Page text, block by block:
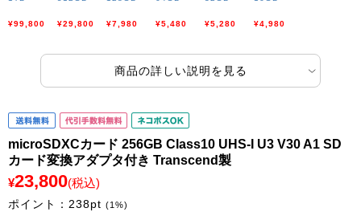
¥99,800 ¥29,800 ¥7,980 ¥5,480 ¥5,280 ¥4,980
商品の詳しい説明を見る
microSDXCカード 256GB Class10 UHS-I U3 V30 A1 SD
カード変換アダプタ付き Transcend製
¥23,800(税込)
ポイント： 238pt (1%)